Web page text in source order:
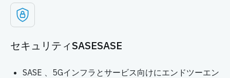
セキュリティSASESASE
SASE 、5Gインフラとサービス向けにエンドツーエン